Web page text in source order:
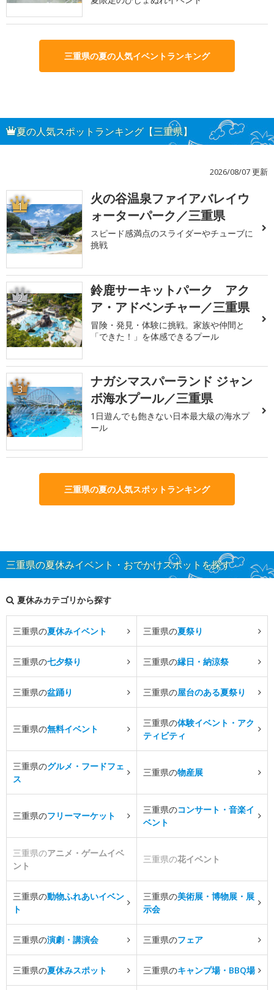
三重県の夏の人気イベントランキング
夏の人気スポットランキング【三重県】
2026/08/07 更新
1
火の谷温泉ファイアバレイウ
ォーターパーク／三重県
スピード感満点のスライダーやチューブに
挑戦
2
鈴鹿サーキットパーク アク
ア・アドベンチャー／三重県
冒険・発見・体験に挑戦。家族や仲間と
「できた！」を体感できるプール
3
ナガシマスパーランド ジャン
ボ海水プール／三重県
1日遊んでも飽きない日本最大級の海水プ
ール
三重県の夏の人気スポットランキング
三重県の夏休みイベント・おでかけスポットを探す
夏休みカテゴリから探す
三重県の夏休みイベント 三重県の夏祭り
三重県の七夕祭り 三重県の縁日・納涼祭
三重県の盆踊り 三重県の屋台のある夏祭り
三重県の無料イベント
三重県の体験イベント・アク
ティビティ
三重県のグルメ・フードフェ
ス
三重県の物産展
三重県のフリーマーケット
三重県のコンサート・音楽イ
ベント
三重県のアニメ・ゲームイベ
ント
三重県の花イベント
三重県の動物ふれあいイベン
ト
三重県の美術展・博物展・展
示会
三重県の演劇・講演会 三重県のフェア
三重県の夏休みスポット 三重県のキャンプ場・BBQ場